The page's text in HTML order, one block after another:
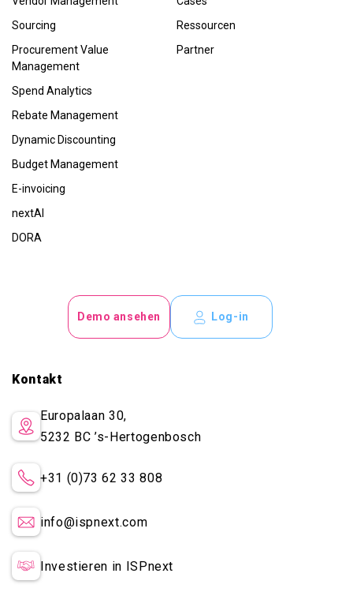
Sourcing
Procurement Value
Management
Spend Analytics
Rebate Management
Dynamic Discounting
Budget Management
E-invoicing
nextAI
DORA
Ressourcen
Partner
Demo ansehen Log-in
Kontakt
Europalaan 30,
5232 BC’s-Hertogenbosch
+31 (0)73 62 33 808
info@ispnext.com
Investieren in ISPnext